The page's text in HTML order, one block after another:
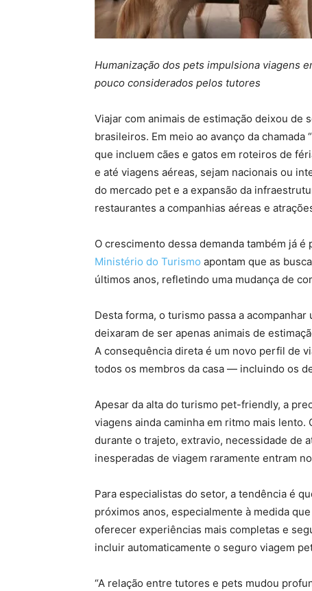
Humanização dos pets impulsiona viagens
pouco considerados pelos tutores
Viajar com animais de estimação deixou de
brasileiros. Em meio ao avanço da
que incluem cães e gatos em roteiros de
e até viagens aéreas, sejam nacionais ou
do mercado pet e a expansão da
restaurantes a companhias aéreas e
O crescimento dessa demanda também já
Ministério do Turismo apontam que as
últimos anos, refletindo uma mudança de
Desta forma, o turismo passa a
deixaram de ser apenas animais de
A consequência direta é um novo perfil de
todos os membros da casa — incluindo os
Apesar da alta do turismo pet-friendly, a
viagens ainda caminha em ritmo mais
durante o trajeto, extravio, necessidade de
inesperadas de viagem raramente entram
Para especialistas do setor, a tendência é
próximos anos, especialmente à medida
oferecer experiências mais completas e
incluir automaticamente o seguro viagem
“A relação entre tutores e pets mudou